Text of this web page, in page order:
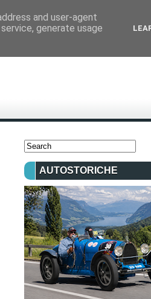
AUTOSTORICHE
and user-agent
generate usage